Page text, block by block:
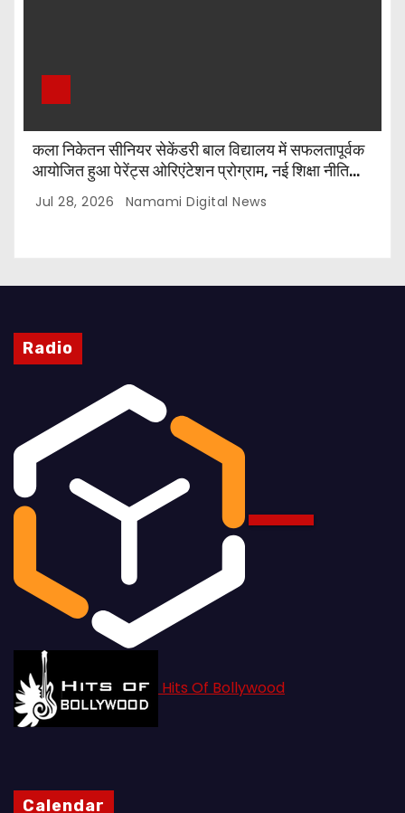
कला निकेतन सीनियर सेकेंडरी बाल विद्यालय में सफलतापूर्वक
आयोजित हुआ पेरेंट्स ओरिएंटेशन प्रोग्राम, नई शिक्षा नीति
और CBSE पाठ्यक्रम पर किया गया मार्गदर्शन
Jul 28, 2026 Namami Digital News
Radio
Hits Of Bollywood
Calendar